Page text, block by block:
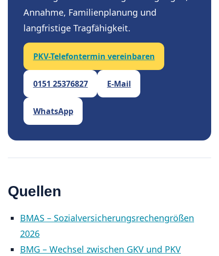
Annahme, Familienplanung und
langfristige Tragfähigkeit.
PKV-Telefontermin vereinbaren
0151 25376827 E-Mail
WhatsApp
Quellen
BMAS – Sozialversicherungsrechengrößen
2026
BMG – Wechsel zwischen GKV und PKV